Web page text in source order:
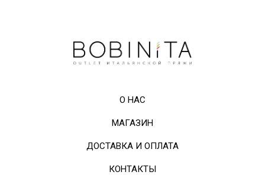
О НАС
МАГАЗИН
ДОСТАВКА И ОПЛАТА
КОНТАКТЫ